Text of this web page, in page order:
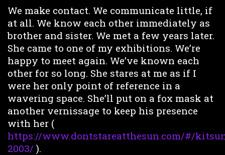
We make contact. We communicate little, if
at all. We know each other immediately as
brother and sister. We met a few years later.
She came to one of my exhibitions. We’re
happy to meet again. We’ve known each
other for so long. She stares at me as if I
were her only point of reference in a
wavering space. She’ll put on a fox mask at
another vernissage to keep his presence
with her (
https://www.dontstareatthesun.com/#/
2003/ ).